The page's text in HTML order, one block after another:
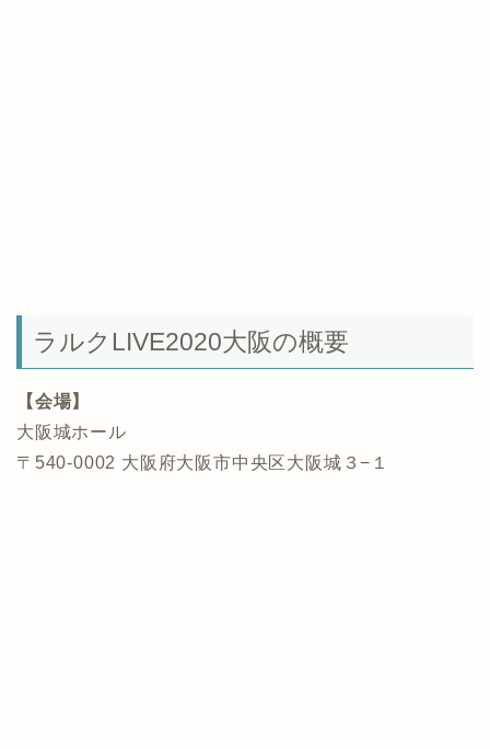
ラルクLIVE2020大阪の概要
【会場】
大阪城ホール
〒540-0002 大阪府大阪市中央区大阪城３−１